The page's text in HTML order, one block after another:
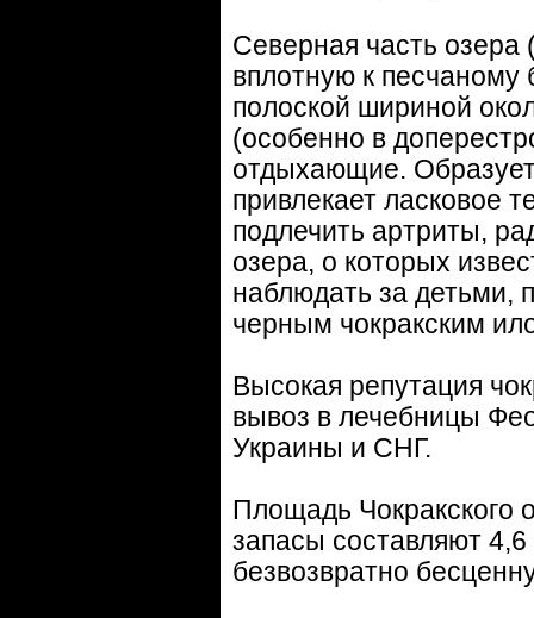
Северная часть озера
вплотную к песчаному
полоской шириной
(особенно в
отдыхающие.
привлекает ласковое
подлечить артриты,
озера, о которых
наблюдать за детьми,
черным чокракским
Высокая репутация
вывоз в лечебницы
Украины и СНГ.
Площадь Чокракского
запасы составляют
безвозвратно